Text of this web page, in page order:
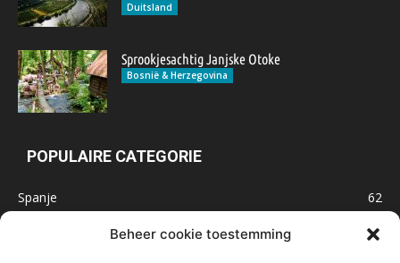
Beheer cookie toestemming
Duitsland
Sprookjesachtig Janjske Otoke
Bosnië & Herzegovina
POPULAIRE CATEGORIE
Spanje
62
47